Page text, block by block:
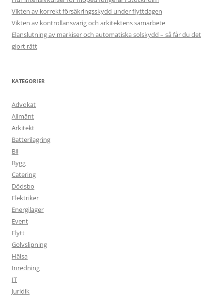
Vikten av korrekt försäkringsskydd under flyttdagen
Vikten av kontrollansvarig och arkitektens samarbete
Elanslutning av markiser och automatiska solskydd – så får du det
gjort rätt
KATEGORIER
Advokat
Allmänt
Arkitekt
Batterilagring
Bil
Bygg
Catering
Dödsbo
Elektriker
Energilager
Event
Flytt
Golvslipning
Hälsa
Inredning
IT
Juridik